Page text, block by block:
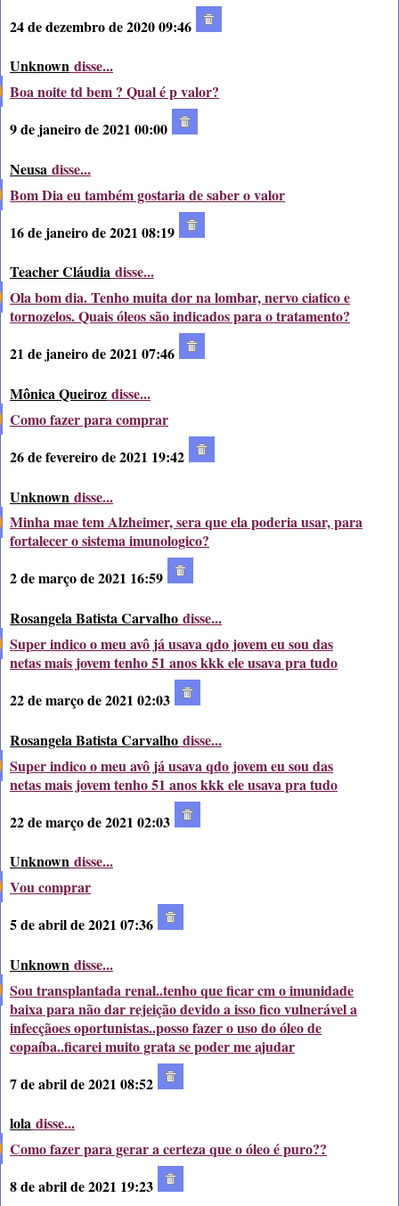
24 de dezembro de 2020 09:46
Unknown disse...
Boa noite td bem ? Qual é p valor?
9 de janeiro de 2021 00:00
Neusa disse...
Bom Dia eu também gostaria de saber o valor
16 de janeiro de 2021 08:19
Teacher Cláudia disse...
Ola bom dia. Tenho muita dor na lombar, nervo ciatico e
tornozelos. Quais óleos são indicados para o tratamento?
21 de janeiro de 2021 07:46
Mônica Queiroz disse...
Como fazer para comprar
26 de fevereiro de 2021 19:42
Unknown disse...
Minha mae tem Alzheimer, sera que ela poderia usar, para
fortalecer o sistema imunologico?
2 de março de 2021 16:59
Rosangela Batista Carvalho disse...
Super indico o meu avô já usava qdo jovem eu sou das
netas mais jovem tenho 51 anos kkk ele usava pra tudo
22 de março de 2021 02:03
Rosangela Batista Carvalho disse...
Super indico o meu avô já usava qdo jovem eu sou das
netas mais jovem tenho 51 anos kkk ele usava pra tudo
22 de março de 2021 02:03
Unknown disse...
Vou comprar
5 de abril de 2021 07:36
Unknown disse...
Sou transplantada renal..tenho que ficar cm o imunidade
baixa para não dar rejeição devido a isso fico vulnerável a
infecçãoes oportunistas..posso fazer o uso do óleo de
copaíba..ficarei muito grata se poder me ajudar
7 de abril de 2021 08:52
lola disse...
Como fazer para gerar a certeza que o óleo é puro??
8 de abril de 2021 19:23